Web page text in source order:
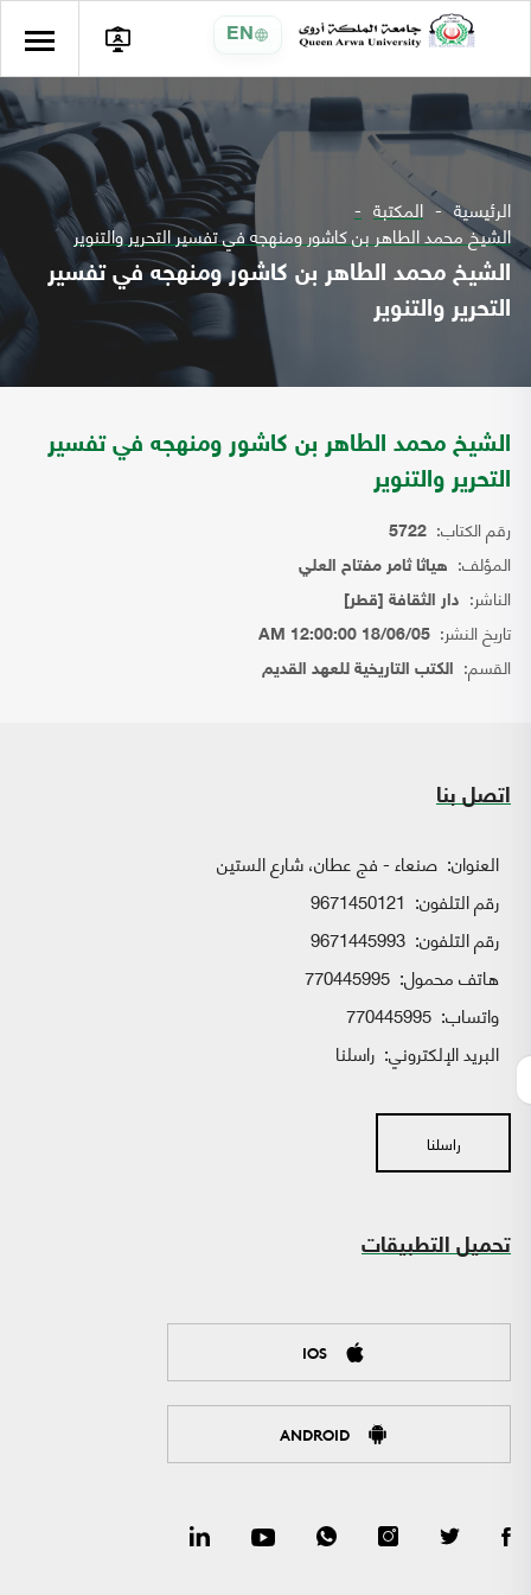
EN
الرئيسية المكتبة
الشيخ محمد الطاهر بن كاشور ومنهجه في تفسير التحرير والتنوير
الشيخ محمد الطاهر بن كاشور ومنهجه في تفسير
التحرير والتنوير
الشيخ محمد الطاهر بن كاشور ومنهجه في تفسير
التحرير والتنوير
رقم الكتاب: 5722
المؤلف: هياثا ثامر مفتاح العلي
الناشر: دار الثقافة [قطر]
تاريخ النشر: 18/06/05 12:00:00 AM
القسم: الكتب التاريخية للعهد القديم
اتصل بنا
العنوان: صنعاء - فج عطان، شارع الستين
رقم التلفون: 9671450121
رقم التلفون: 9671445993
هاتف محمول: 770445995
واتساب:
البريد الإلكتروني: راسلنا
راسلنا
تحميل التطبيقات
IOS
ANDROID